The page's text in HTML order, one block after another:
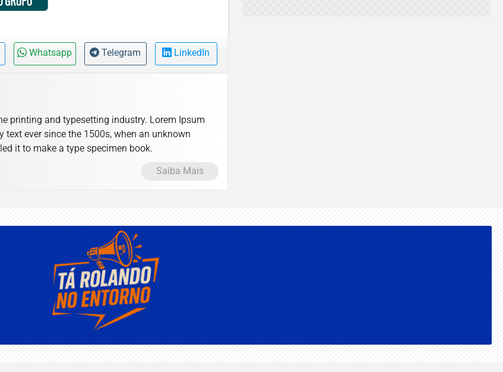
Whatsapp Telegram LinkedIn
printing and typesetting industry. Lorem Ipsum
ever since the 1500s, when an unknown
it to make a type specimen book.
Saiba Mais